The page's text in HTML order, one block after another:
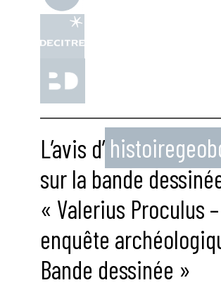
L’avis d’
sur la bande
« Valerius Proculus
enquête
Bande dessinée »